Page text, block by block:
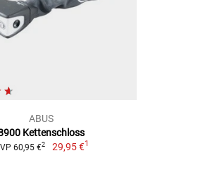
ABUS
Kettenschloss
60,95 €2 29,95 €1